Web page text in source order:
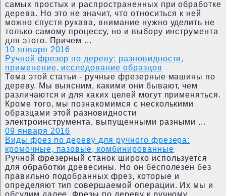
самых простых и распространенных при обработке
дерева. Но это не значит, что относиться к ней
можно спустя рукава, внимание нужно уделить не
только самому процессу, но и выбору инструмента
для этого. Причем ...
10 января 2016
Ручной фрезер по дереву: разновидности,
применение, исследование образцов
Тема этой статьи - ручные фрезерные машины по
дереву. Мы выясним, какими они бывают, чем
различаются и для каких целей могут применяться.
Кроме того, мы познакомимся с несколькими
образцами этой разновидности
электроинструмента, выпущенными разными ...
09 января 2016
Виды фрез по дереву для ручного фрезера:
кромочные, пазовые, комбинированные
Ручной фрезерный станок широко используется
для обработки древесины. Но он бесполезен без
правильно подобранных фрез, которые и
определяют тип совершаемой операции. Их мы и
обсудим далее. Фрезы по дереву к ручному